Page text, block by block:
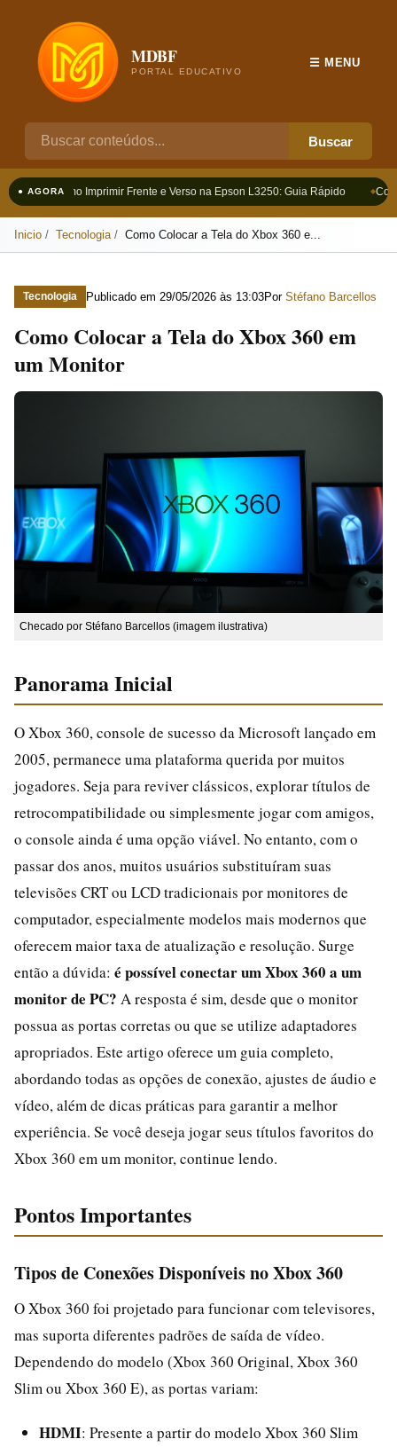
MDBF
PORTAL EDUCATIVO
Buscar
☰ MENU
● AGORAComo Imprimir Frente e Verso na Epson L3250: Guia Rápido
Inicio Tecnologia Como Colocar a Tela do Xbox 360 e...
Tecnologia Publicado em 29/05/2026 às 13:03Por Stéfano Barcellos
Como Colocar a Tela do Xbox 360 em
um Monitor
Checado por Stéfano Barcellos (imagem ilustrativa)
Panorama Inicial
O Xbox 360, console de sucesso da Microsoft lançado em
2005, permanece uma plataforma querida por muitos
jogadores. Seja para reviver clássicos, explorar títulos de
retrocompatibilidade ou simplesmente jogar com amigos,
o console ainda é uma opção viável. No entanto, com o
passar dos anos, muitos usuários substituíram suas
televisões CRT ou LCD tradicionais por monitores de
computador, especialmente modelos mais modernos que
oferecem maior taxa de atualização e resolução. Surge
então a dúvida: é possível conectar um Xbox 360 a um
monitor de PC? A resposta é sim, desde que o monitor
possua as portas corretas ou que se utilize adaptadores
apropriados. Este artigo oferece um guia completo,
abordando todas as opções de conexão, ajustes de áudio e
vídeo, além de dicas práticas para garantir a melhor
experiência. Se você deseja jogar seus títulos favoritos do
Xbox 360 em um monitor, continue lendo.
Pontos Importantes
Tipos de Conexões Disponíveis no Xbox 360
O Xbox 360 foi projetado para funcionar com televisores,
mas suporta diferentes padrões de saída de vídeo.
Dependendo do modelo (Xbox 360 Original, Xbox 360
Slim ou Xbox 360 E), as portas variam:
HDMI: Presente a partir do modelo Xbox 360 Slim